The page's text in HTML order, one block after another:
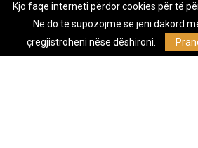
Rreth nesh Impresumi
Privacy Policy
Zhurnal.mk është Agjenci e Lajmeve e
Kjo faqe interneti përdor cookies për të
Ne do të supozojmë se jeni dakord
çregjistroheni nëse dëshironi.